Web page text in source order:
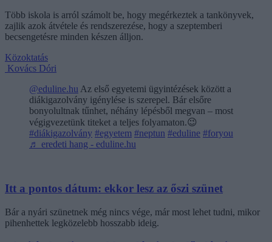
Több iskola is arról számolt be, hogy megérkeztek a tankönyvek,
zajlik azok átvétele és rendszerezése, hogy a szeptemberi
becsengetésre minden készen álljon.
Közoktatás
Kovács Dóri
@eduline.hu Az első egyetemi ügyintézések között a
diákigazolvány igénylése is szerepel. Bár elsőre
bonyolultnak tűnhet, néhány lépésből megvan – most
végigvezetünk titeket a teljes folyamaton.😉
#diákigazolvány #egyetem #neptun #eduline #foryou
♬ eredeti hang - eduline.hu
Itt a pontos dátum: ekkor lesz az őszi szünet
Bár a nyári szünetnek még nincs vége, már most lehet tudni, mikor
pihenhettek legközelebb hosszabb ideig.